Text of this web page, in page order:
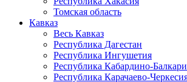
Томская область
Кавказ
Весь Кавказ
Республика Дагестан
Республика Ингушетия
Республика Кабардино-
Республика Карачаево-